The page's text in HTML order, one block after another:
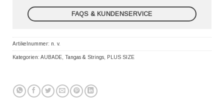
FAQS & KUNDENSERVICE
Artikelnummer: n. v.
Kategorien: AUBADE, Tangas & Strings, PLUS SIZE